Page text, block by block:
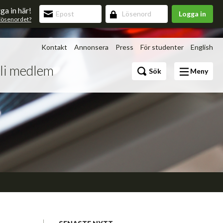
in här! Logga in
Kontakt Annonsera Press För studenter English
medlem Sök Meny
3.0
Förmåner